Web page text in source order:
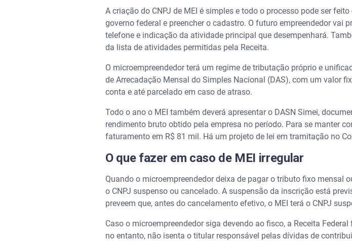
A criação do CNPJ de MEI é simples e todo o processo pode ser
governo federal e preencher o cadastro. O futuro empreendedor vai
telefone e indicação da atividade principal que desempenhará.
da lista de atividades permitidas pela Receita.
O microempreendedor terá um regime de tributação próprio e
de Arrecadação Mensal do Simples Nacional (DAS), com um valor
conta e até parcelado em caso de atraso.
Todo o ano o MEI também deverá apresentar o DASN Simei,
rendimento bruto obtido pela empresa no período. Para se manter
faturamento em R$ 81 mil. Há um projeto de lei em tramitação no
O que fazer em caso de MEI irregular
Quando o microempreendedor deixa de pagar o tributo fixo mensal
o CNPJ suspenso ou cancelado. A suspensão da inscrição está
preveem que, antes do cancelamento efetivo, o MEI terá o CNPJ
Caso o microempreendedor siga devendo ao fisco, a Receita
no entanto, não isenta o titular responsável pelas dívidas de